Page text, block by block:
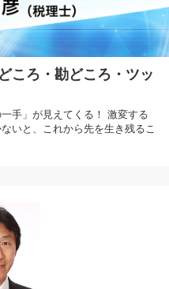
ころ・勘どころ・ツッ
手」が見えてくる！ 激変する
いと、これから先を生き残るこ